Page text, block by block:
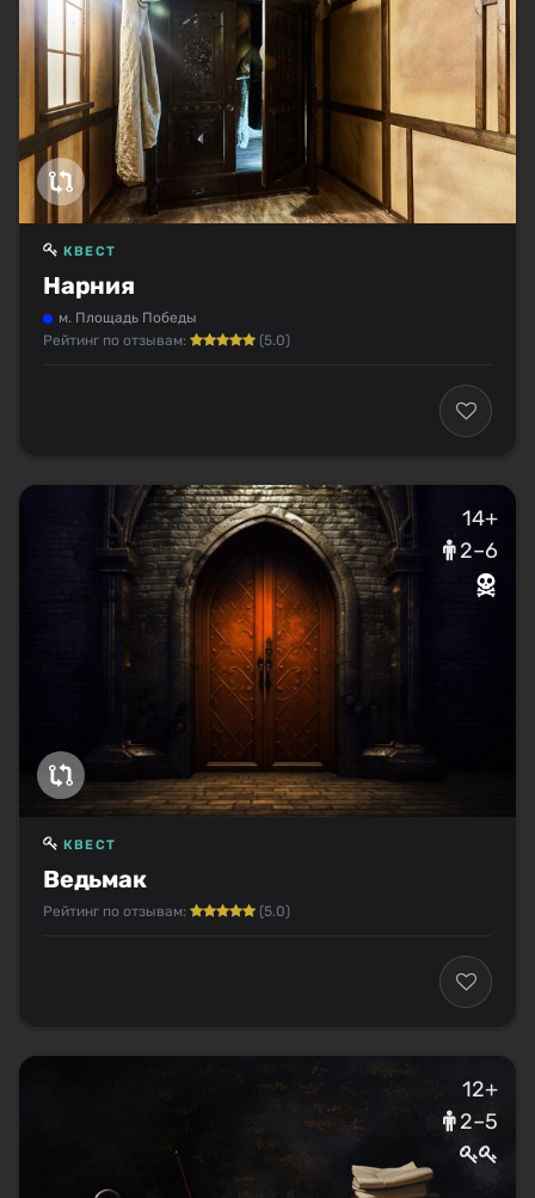
Нарния
КВЕСТ
м. Площадь Победы
Рейтинг по отзывам:
(5.0)
14+
2–6
Ведьмак
КВЕСТ
Рейтинг по отзывам: (5.0)
12+
2–5